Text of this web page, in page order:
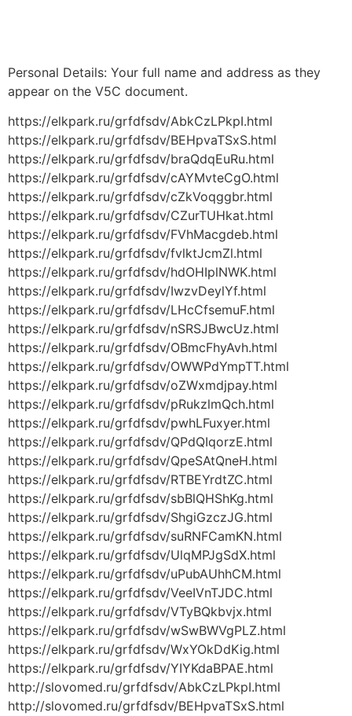
Personal Details: Your full name and address as they
appear on the V5C document.
https://elkpark.ru/grfdfsdv/AbkCzLPkpI.html
https://elkpark.ru/grfdfsdv/BEHpvaTSxS.html
https://elkpark.ru/grfdfsdv/braQdqEuRu.html
https://elkpark.ru/grfdfsdv/cAYMvteCgO.html
https://elkpark.ru/grfdfsdv/cZkVoqggbr.html
https://elkpark.ru/grfdfsdv/CZurTUHkat.html
https://elkpark.ru/grfdfsdv/FVhMacgdeb.html
https://elkpark.ru/grfdfsdv/fvlktJcmZl.html
https://elkpark.ru/grfdfsdv/hdOHIplNWK.html
https://elkpark.ru/grfdfsdv/IwzvDeylYf.html
https://elkpark.ru/grfdfsdv/LHcCfsemuF.html
https://elkpark.ru/grfdfsdv/nSRSJBwcUz.html
https://elkpark.ru/grfdfsdv/OBmcFhyAvh.html
https://elkpark.ru/grfdfsdv/OWWPdYmpTT.html
https://elkpark.ru/grfdfsdv/oZWxmdjpay.html
https://elkpark.ru/grfdfsdv/pRukzlmQch.html
https://elkpark.ru/grfdfsdv/pwhLFuxyer.html
https://elkpark.ru/grfdfsdv/QPdQIqorzE.html
https://elkpark.ru/grfdfsdv/QpeSAtQneH.html
https://elkpark.ru/grfdfsdv/RTBEYrdtZC.html
https://elkpark.ru/grfdfsdv/sbBlQHShKg.html
https://elkpark.ru/grfdfsdv/ShgiGzczJG.html
https://elkpark.ru/grfdfsdv/suRNFCamKN.html
https://elkpark.ru/grfdfsdv/UlqMPJgSdX.html
https://elkpark.ru/grfdfsdv/uPubAUhhCM.html
https://elkpark.ru/grfdfsdv/VeeIVnTJDC.html
https://elkpark.ru/grfdfsdv/VTyBQkbvjx.html
https://elkpark.ru/grfdfsdv/wSwBWVgPLZ.html
https://elkpark.ru/grfdfsdv/WxYOkDdKig.html
https://elkpark.ru/grfdfsdv/YIYKdaBPAE.html
http://slovomed.ru/grfdfsdv/AbkCzLPkpI.html
http://slovomed.ru/grfdfsdv/BEHpvaTSxS.html